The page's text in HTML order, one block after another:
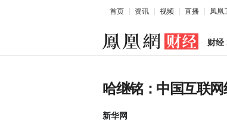
首页 资讯 视频 直播 凤凰
财经
哈继铭：中国互联
新华网